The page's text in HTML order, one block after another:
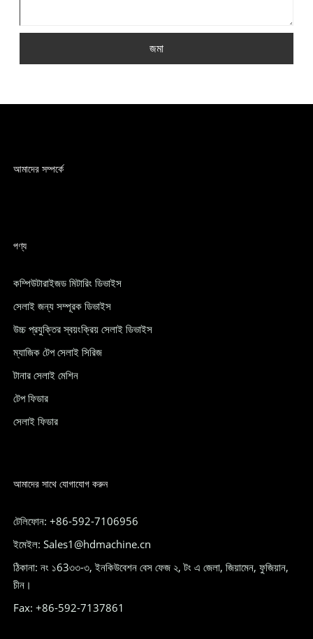
জমা
আমাদের সম্পর্কে
পণ্য
কম্পিউটারাইজড মিটারিং ডিভাইস
সেলাই জন্য সম্পূরক ডিভাইস
উচ্চ প্রযুক্তির স্বয়ংক্রিয় সেলাই ডিভাইস
ম্যাজিক টেপ সেলাই সিরিজ
টানার সেলাই মেশিন
টেপ ফিডার
সেলাই ফিডার
আমাদের সাথে যোগাযোগ করুন
টেলিফোন: +86-592-7106956
ইমেইল: Sales1@hdmachine.cn
ঠিকানা: নং ১63৩৩-৩, ইনকিউবেশন বেস ফেজ ২, টং এ জেলা, জিয়ামেন, ফুজিয়ান,
চীন।
Fax: +86-592-7137861